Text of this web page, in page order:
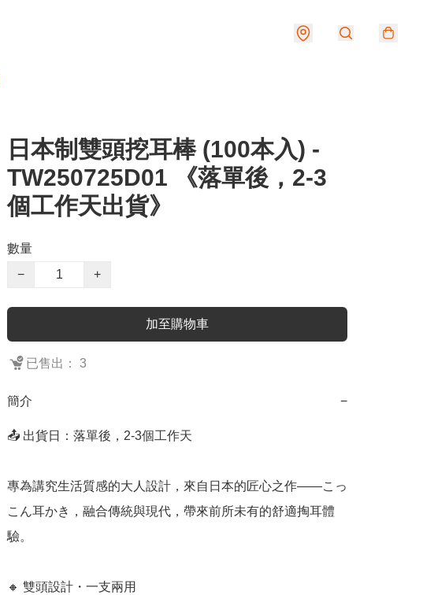
日本制雙頭挖耳棒 (100本入) -
TW250725D01 《落單後，2-3
個工作天出貨》
數量
−
+
加至購物車
已售出： 3
簡介 −
📤 出貨日：落單後，2-3個工作天
專為講究生活質感的大人設計，來自日本的匠心之作——こっ
こん耳かき，融合傳統與現代，帶來前所未有的舒適掏耳體
驗。
🔸 雙頭設計・一支兩用